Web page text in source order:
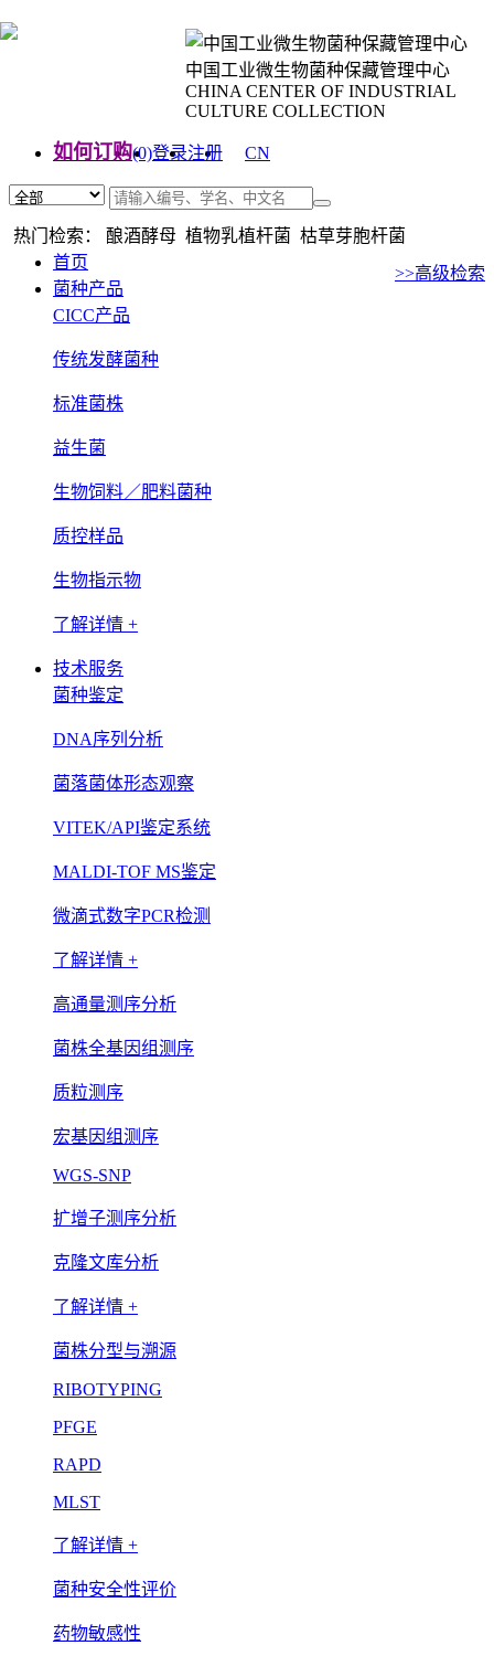
中国工业微生物菌种保藏管理中心
CHINA CENTER OF INDUSTRIAL
CULTURE COLLECTION
如何订购(0)登录注册
CN
热门检索： 酿酒酵母 植物乳植杆菌 枯草芽胞杆菌
>>高级检索
首页
菌种产品
CICC产品
传统发酵菌种
标准菌株
益生菌
生物饲料／肥料菌种
质控样品
生物指示物
了解详情 +
技术服务
菌种鉴定
DNA序列分析
菌落菌体形态观察
VITEK/API鉴定系统
MALDI-TOF MS鉴定
微滴式数字PCR检测
了解详情 +
高通量测序分析
菌株全基因组测序
质粒测序
宏基因组测序
WGS-SNP
扩增子测序分析
克隆文库分析
了解详情 +
菌株分型与溯源
RIBOTYPING
PFGE
RAPD
MLST
了解详情 +
菌种安全性评价
药物敏感性